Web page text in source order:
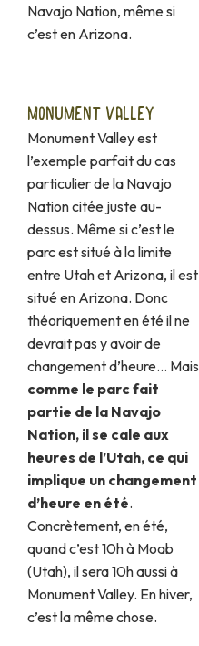
Navajo Nation, même si
c’est en Arizona.
MONUMENT VALLEY
Monument Valley est
l’exemple parfait du cas
particulier de la Navajo
Nation citée juste au-
dessus. Même si c’est le
parc est situé à la limite
entre Utah et Arizona, il est
situé en Arizona. Donc
théoriquement en été il ne
devrait pas y avoir de
changement d’heure… Mais
comme le parc fait
partie de la Navajo
Nation, il se cale aux
heures de l’Utah, ce qui
implique un changement
d’heure en été.
Concrètement, en été,
quand c’est 10h à Moab
(Utah), il sera 10h aussi à
Monument Valley. En hiver,
c’est la même chose.